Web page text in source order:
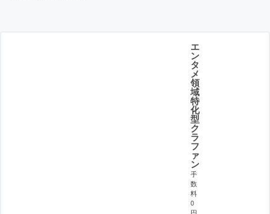
エ
ン
タ
メ
領
域
特
化
型
ク
ラ
フ
ァ
ン
手
数
料
0